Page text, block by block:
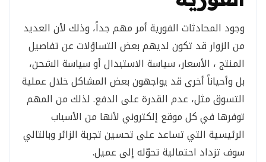
وجود المحادثات الفورية أمر مهم جداً، وذلك لأن العديد
من الزوار قد تكون لديهم بعض التساؤلات عن تفاصيل
المنتج ، الأسعار، سياسة الاستبدال أو سياسة الشحن،
بل وأحياناً أخرى قد يواجهون بعض المشاكل خلال عملية
التسوق مثل، عدم القدرة على الدفع. لذلك من المهم
توفرها في كل موقع إلكتروني لأنها من الأسباب
الرئيسية التي تساعد على تحسين تجربة الزائر وبالتالي
سوف تزداد احتمالية تحوّله إلى عميل.